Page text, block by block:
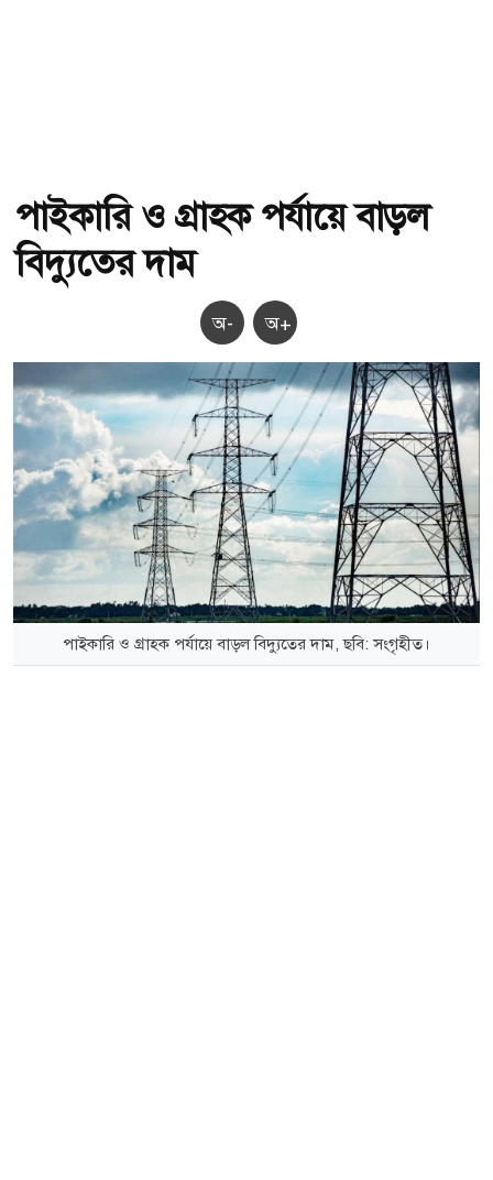
পাইকারি ও গ্রাহক পর্যায়ে বাড়ল
বিদ্যুতের দাম
অ- অ+
পাইকারি ও গ্রাহক পর্যায়ে বাড়ল বিদ্যুতের দাম, ছবি: সংগৃহীত।